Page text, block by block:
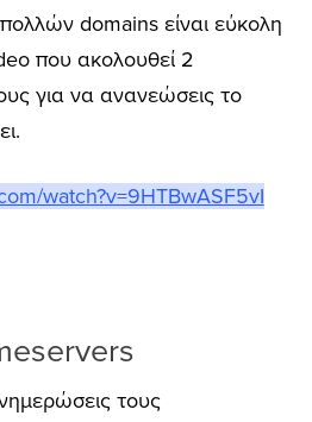
domains είναι εύκολη
που ακολουθεί 2
για να ανανεώσεις το
watch?v=9HTBwASF5vI
τους